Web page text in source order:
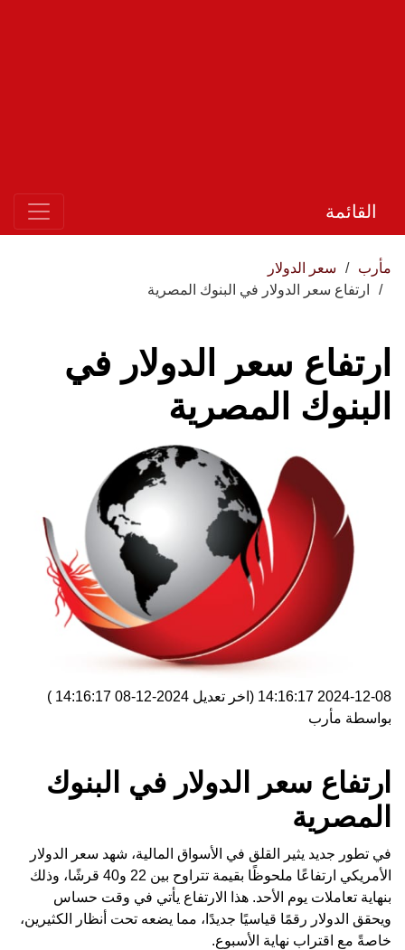
القائمة
مأرب
سعر الدولار
ارتفاع سعر الدولار في البنوك المصرية
ارتفاع سعر الدولار في
البنوك المصرية
2024-12-08 14:16:17 (اخر تعديل 2024-12-08 14:16:17
)
بواسطة مأرب
ارتفاع سعر الدولار في البنوك
المصرية
في تطور جديد يثير القلق في الأسواق المالية، شهد سعر الدولار
الأمريكي ارتفاعًا ملحوظًا بقيمة تتراوح بين 22 و40 قرشًا، وذلك
بنهاية تعاملات يوم الأحد. هذا الارتفاع يأتي في وقت حساس
ويحقق الدولار رقمًا قياسيًا جديدًا، مما يضعه تحت أنظار الكثيرين،
خاصةً مع اقتراب نهاية الأسبوع.